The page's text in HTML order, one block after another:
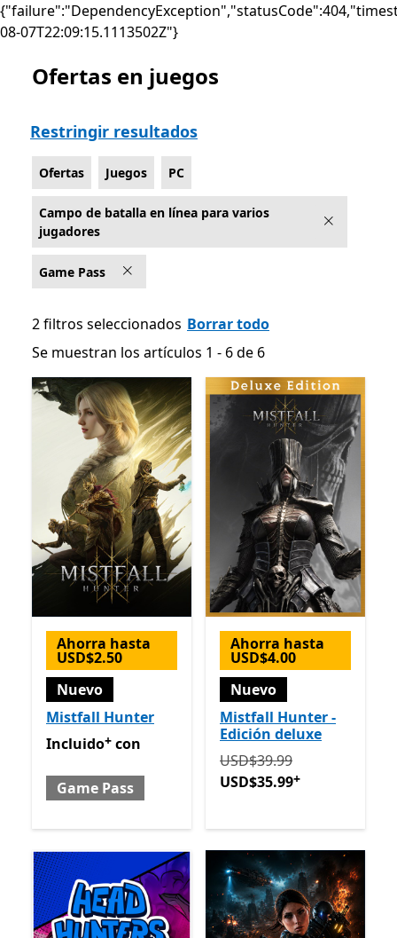
08-07T22:09:15.1113502Z"}
Lista Microsoft.com
Ofertas en juegos
Restringir resultados
Ofertas Juegos PC
Campo de batalla en línea para varios
jugadores
Game Pass
2 filtros seleccionados Borrar todo
Se muestran los artículos 1 - 6 de 6
Se muestran los artículos 1 - 6 de 6
Ahorra hasta
USD$2.50
Nuevo
Mistfall Hunter
Incluido con Game Pass
Ofrece compras dentro de
Incluido+ con
Game Pass
Ahorra hasta
USD$4.00
Nuevo
Mistfall Hunter -
Edición deluxe
Originalmente USD$39.99
USD$39.99
USD$35.99+